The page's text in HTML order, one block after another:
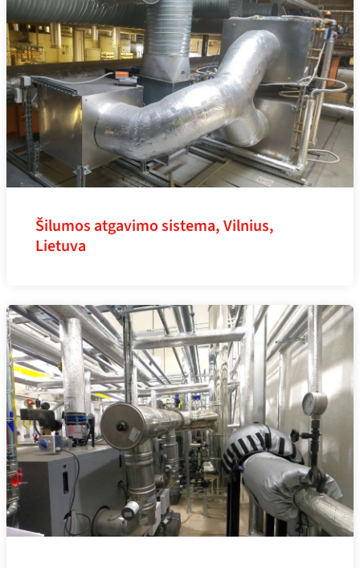
Šilumos atgavimo sistema, Vilnius,
Lietuva